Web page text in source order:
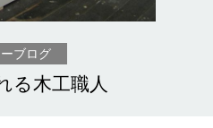
ブログ
る木工職人